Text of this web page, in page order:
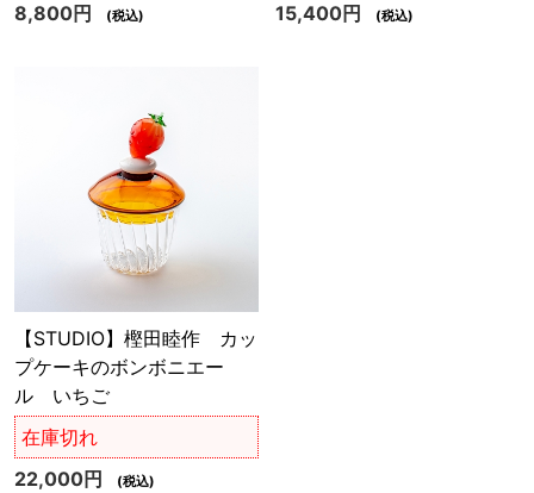
8,800円
(税込)
15,400円
(税込)
【STUDIO】樫田睦作 カッ
プケーキのボンボニエー
ル いちご
在庫切れ
22,000円
(税込)